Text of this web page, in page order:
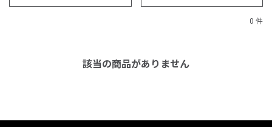
0 件
該当の商品がありません